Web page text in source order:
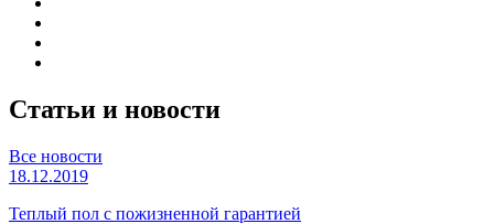
Статьи и новости
Все новости
18.12.2019
Теплый пол с пожизненной гарантией